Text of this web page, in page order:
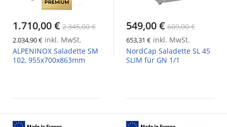
1.710,00 € 2.345,00 €
2.034,90 € inkl. MwSt.
ALPENINOX Saladette SM
102, 955x700x863mm
549,00 € 609,00 €
653,31 € inkl. MwSt.
NordCap Saladette SL 45
SLIM für GN 1/1